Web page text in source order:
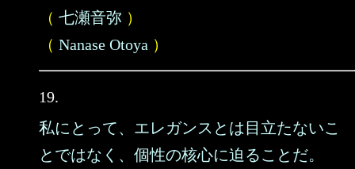
（ 七瀬音弥 ）
（ Nanase Otoya ）
19.
私にとって、エレガンスとは目立たないこ
とではなく、個性の核心に迫ることだ。